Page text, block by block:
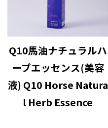
Q10馬油ナチュラルハ
ーブエッセンス(美容
液) Q10 Horse Natura
l Herb Essence